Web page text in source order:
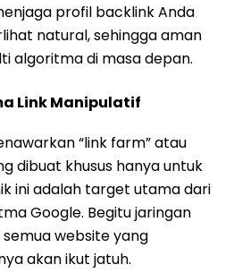
profil backlink Anda
natural, sehingga aman
algoritma di masa depan.
Link Manipulatif
“link farm” atau
dibuat khusus hanya untuk
ini adalah target utama dari
Google. Begitu jaringan
website yang
akan ikut jatuh.